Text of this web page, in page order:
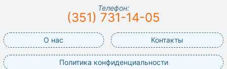
Телефон:
(351) 731-14-05
О нас Контакты
Политика конфиденциальности